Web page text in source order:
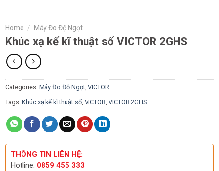
Home / Máy Đo Độ Ngọt
Khúc xạ kế kĩ thuật số VICTOR 2GHS
Categories: Máy Đo Độ Ngọt, VICTOR
Tags: Khúc xạ kế kĩ thuật số, VICTOR, VICTOR 2GHS
THÔNG TIN LIÊN HỆ:
Hotline: 0859 455 333